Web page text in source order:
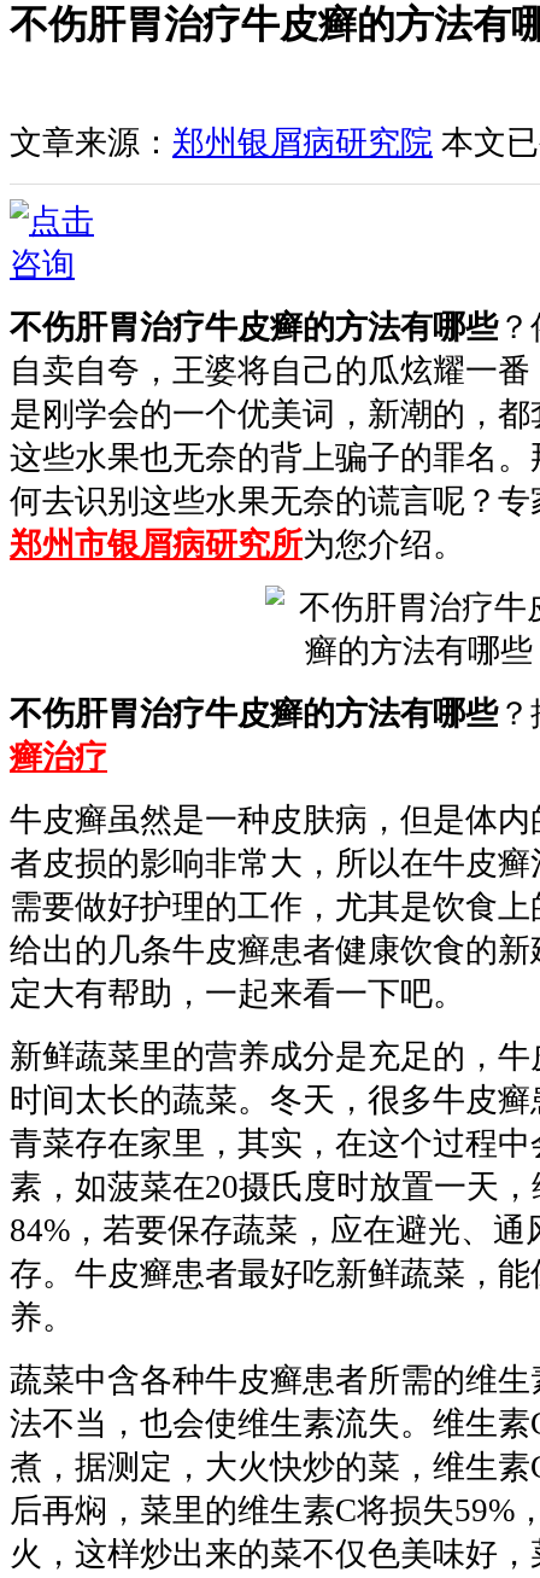
不伤肝胃治疗牛皮癣的方法有
文章来源： 郑州银屑病研究院 本文
不伤肝胃治疗牛皮癣的方法有哪些？
自卖自夸，王婆将自己的瓜炫耀一
是刚学会的一个优美词，新潮的，
这些水果也无奈的背上骗子的罪名
何去识别这些水果无奈的谎言呢？
郑州市银屑病研究所为您介绍。
不伤肝胃治疗牛皮癣的方法有哪些？
癣治疗
牛皮癣虽然是一种皮肤病，但是体
者皮损的影响非常大，所以在牛皮
需要做好护理的工作，尤其是饮食
给出的几条牛皮癣患者健康饮食的
定大有帮助，一起来看一下吧。
新鲜蔬菜里的营养成分是充足的，
时间太长的蔬菜。冬天，很多牛皮
青菜存在家里，其实，在这个过程
素，如菠菜在20摄氏度时放置一天
84%，若要保存蔬菜，应在避光、
存。牛皮癣患者最好吃新鲜蔬菜，
养。
蔬菜中含各种牛皮癣患者所需的维
法不当，也会使维生素流失。维生
煮，据测定，大火快炒的菜，维生素
后再焖，菜里的维生素C将损失59%
火，这样炒出来的菜不仅色美味好